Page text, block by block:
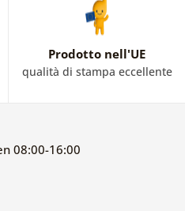
Prodotto nell'UE
qualità di stampa eccellente
08:00-16:00